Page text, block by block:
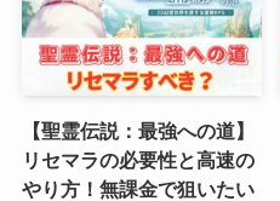
【聖霊伝説：最強への道】
リセマラの必要性と高速の
やり方！無課金で狙いたい